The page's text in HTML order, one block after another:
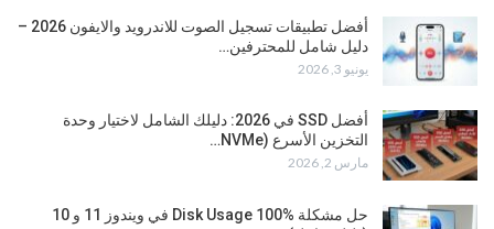
أفضل تطبيقات تسجيل الصوت للاندرويد والايفون 2026 –
دليل شامل للمحترفين…
يونيو 3, 2026
أفضل SSD في 2026: دليلك الشامل لاختيار وحدة
التخزين الأسرع (NVMe…
مارس 2, 2026
حل مشكلة Disk Usage 100% في ويندوز 11 و 10